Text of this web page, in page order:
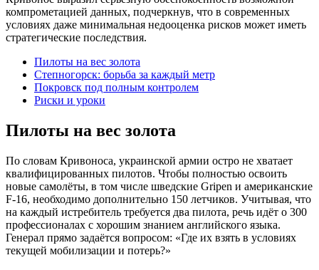
компрометацией данных, подчеркнув, что в современных
условиях даже минимальная недооценка рисков может иметь
стратегические последствия.
Пилоты на вес золота
Степногорск: борьба за каждый метр
Покровск под полным контролем
Риски и уроки
Пилоты на вес золота
По словам Кривоноса, украинской армии остро не хватает
квалифицированных пилотов. Чтобы полностью освоить
новые самолёты, в том числе шведские Gripen и американские
F-16, необходимо дополнительно 150 летчиков. Учитывая, что
на каждый истребитель требуется два пилота, речь идёт о 300
профессионалах с хорошим знанием английского языка.
Генерал прямо задаётся вопросом: «Где их взять в условиях
текущей мобилизации и потерь?»